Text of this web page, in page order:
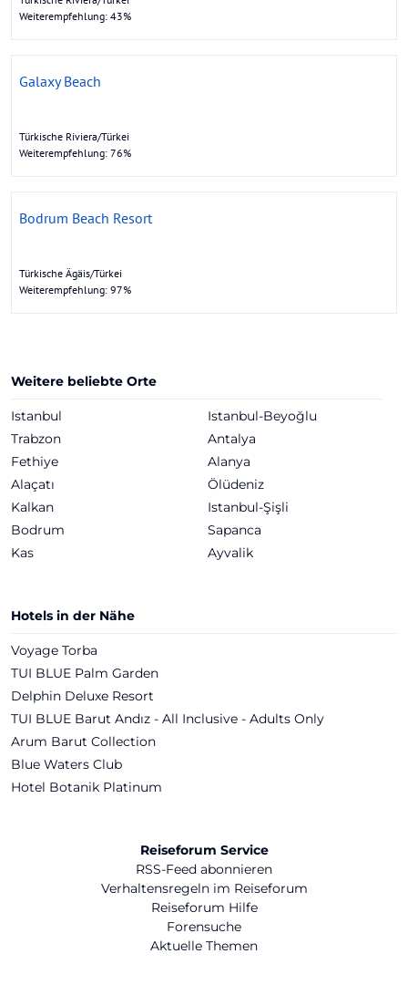
Weiterempfehlung: 43%
Galaxy Beach
Türkische Riviera/Türkei
Weiterempfehlung: 76%
Bodrum Beach Resort
Türkische Ägäis/Türkei
Weiterempfehlung: 97%
Weitere beliebte Orte
Istanbul
Istanbul-Beyoğlu
Trabzon
Antalya
Fethiye
Alanya
Alaçatı
Ölüdeniz
Kalkan
Istanbul-Şişli
Bodrum
Sapanca
Kas
Ayvalik
Hotels in der Nähe
Voyage Torba
TUI BLUE Palm Garden
Delphin Deluxe Resort
TUI BLUE Barut Andız - All Inclusive - Adults Only
Arum Barut Collection
Blue Waters Club
Hotel Botanik Platinum
Reiseforum Service
RSS-Feed abonnieren
Verhaltensregeln im Reiseforum
Reiseforum Hilfe
Forensuche
Aktuelle Themen